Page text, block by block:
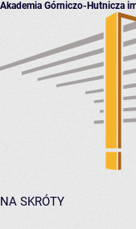
Akademia Górniczo-Hutnicza
NA SKRÓTY